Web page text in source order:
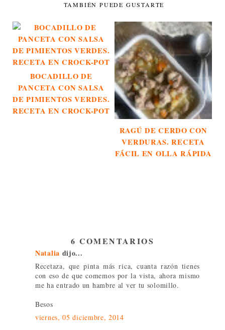
TAMBIÉN PUEDE GUSTARTE
BOCADILLO DE
PANCETA CON SALSA
DE PIMIENTOS VERDES.
RECETA EN CROCK-POT
RAGÚ DE CERDO CON
VERDURAS. RECETA
FÁCIL EN OLLA RÁPIDA
6 COMENTARIOS
Natalia dijo...
Recetaza, que pinta más rica, cuanta razón tienes
con eso de que comemos por la vista, ahora mismo
me ha entrado un hambre al ver tu solomillo.
Besos
viernes, 05 diciembre, 2014